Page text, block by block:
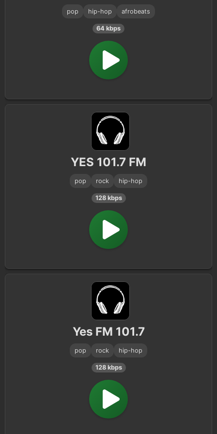
pop hip-hop afrobeats
64 kbps
YES 101.7 FM
pop rock hip-hop
128 kbps
Yes FM 101.7
pop rock hip-hop
128 kbps